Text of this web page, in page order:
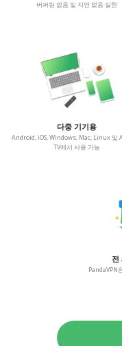
버퍼링 없음 및 지연 없음 실현
다중 기기용
Android, iOS, Windows, Mac, Linux 및
TV에서 사용 가능
전
PandaVPN